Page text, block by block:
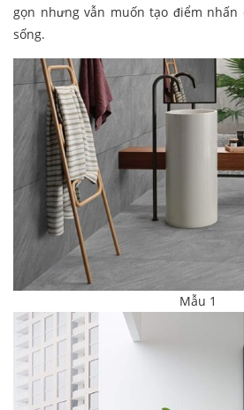
gọn nhưng vẫn muốn tạo điểm nhấn
sống.
Mẫu 1